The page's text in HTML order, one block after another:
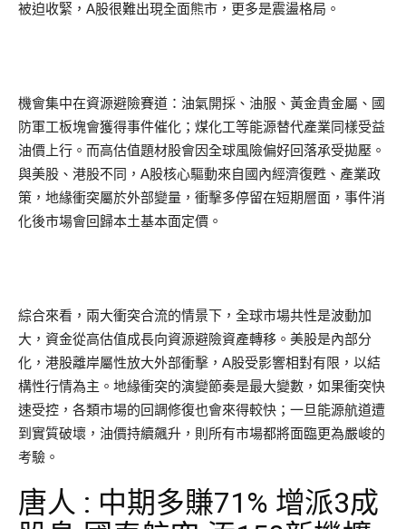
被迫收緊，A股很難出現全面熊市，更多是震盪格局。
機會集中在資源避險賽道：油氣開採、油服、黃金貴金屬、國
防軍工板塊會獲得事件催化；煤化工等能源替代產業同樣受益
油價上行。而高估值題材股會因全球風險偏好回落承受拋壓。
與美股、港股不同，A股核心驅動來自國內經濟復甦、產業政
策，地緣衝突屬於外部變量，衝擊多停留在短期層面，事件消
化後市場會回歸本土基本面定價。
綜合來看，兩大衝突合流的情景下，全球市場共性是波動加
大，資金從高估值成長向資源避險資產轉移。美股是內部分
化，港股離岸屬性放大外部衝擊，A股受影響相對有限，以結
構性行情為主。地緣衝突的演變節奏是最大變數，如果衝突快
速受控，各類市場的回調修復也會來得較快；一旦能源航道遭
到實質破壞，油價持續飆升，則所有市場都將面臨更為嚴峻的
考驗。
唐人 : 中期多賺71% 增派3成